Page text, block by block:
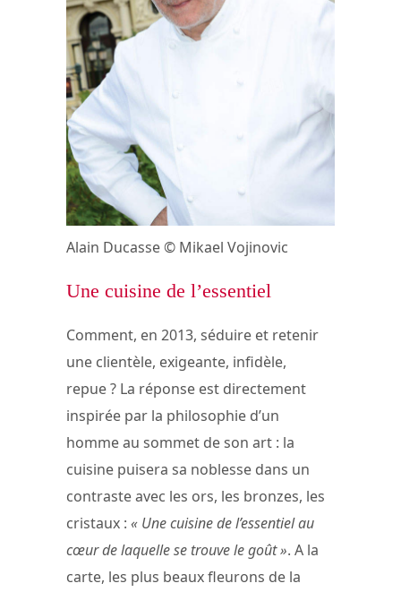
Alain Ducasse © Mikael Vojinovic
Une cuisine de l’essentiel
Comment, en 2013, séduire et retenir
une clientèle, exigeante, infidèle,
repue ? La réponse est directement
inspirée par la philosophie d’un
homme au sommet de son art : la
cuisine puisera sa noblesse dans un
contraste avec les ors, les bronzes, les
cristaux : « Une cuisine de l’essentiel au
cœur de laquelle se trouve le goût ». A la
carte, les plus beaux fleurons de la